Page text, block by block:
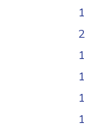
1
2
1
1
1
1